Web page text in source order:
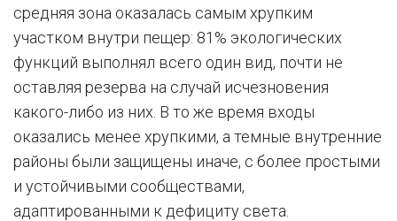
средняя зона оказалась самым хрупким
участком внутри пещер: 81% экологических
функций выполнял всего один вид, почти не
оставляя резерва на случай исчезновения
какого-либо из них. В то же время входы
оказались менее хрупкими, а темные внутренние
районы были защищены иначе, с более простыми
и устойчивыми сообществами,
адаптированными к дефициту света.